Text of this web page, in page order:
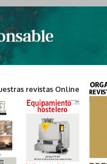
revistas Online